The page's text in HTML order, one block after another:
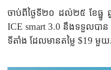
ចាប់ពីថ្ងៃទី២០ ដល់២៥ ខែធ្នូ ឆ្
ICE smart 3.0 នឹងទទួលបា
ទីតាំង ដែលមានតម្លៃ $19 មួយ